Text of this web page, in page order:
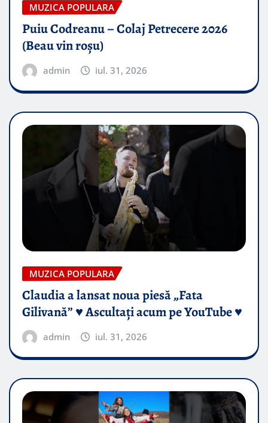
MUZICA POPULARA
Puiu Codreanu – Colaj Petrecere 2026
(Beau vin roșu)
admin iul. 31, 2026
MUZICA POPULARA
Claudia a lansat noua piesă „Fata
Gilivană” ♥️ Ascultați acum pe YouTube ♥️
admin iul. 31, 2026